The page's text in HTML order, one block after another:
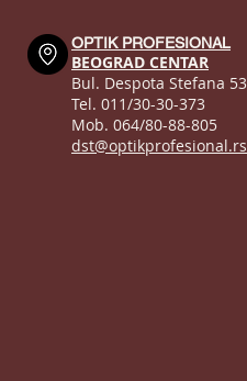
OPTIK PROFESIONAL
BEOGRAD CENTAR
Bul. Despota Stefana 53
Tel. 011/30-30-373
Mob. 064/80-88-805
dst@optikprofesional.rs